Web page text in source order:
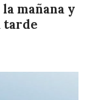
mañana y
tarde